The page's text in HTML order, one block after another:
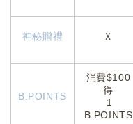
神秘贈禮 Ｘ
B.POINTS
消費$100
得
1
B.POINTS